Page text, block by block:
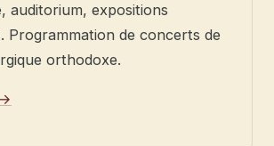
auditorium, expositions
Programmation de concerts de
orthodoxe.